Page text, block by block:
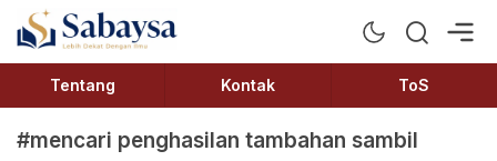
Sabaysa
Lebih Dekat Dengan Ilmu
Tentang Kontak ToS
#mencari penghasilan tambahan sambil